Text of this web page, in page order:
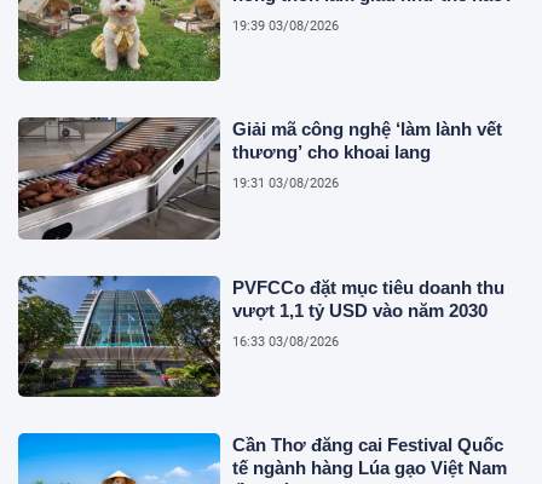
19:39 03/08/2026
Giải mã công nghệ ‘làm lành vết
thương’ cho khoai lang
19:31 03/08/2026
PVFCCo đặt mục tiêu doanh thu
vượt 1,1 tỷ USD vào năm 2030
16:33 03/08/2026
Cần Thơ đăng cai Festival Quốc
tế ngành hàng Lúa gạo Việt Nam